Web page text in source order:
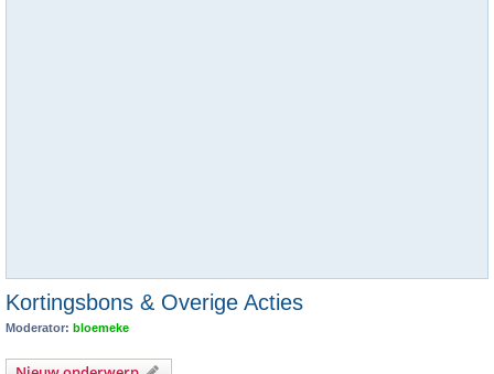
Kortingsbons & Overige Acties
Moderator: bloemeke